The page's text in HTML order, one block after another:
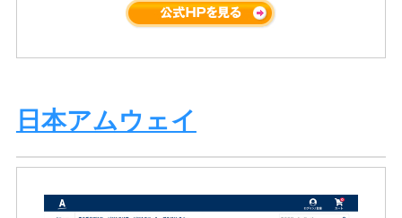
日本アムウェイ